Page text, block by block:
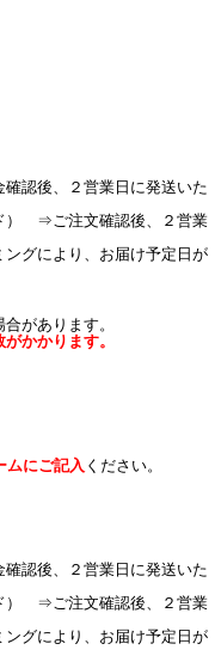
認後、２営業日に発送いた
） ⇒ご注文確認後、２営業
グにより、お届け予定日が
があります。
かかります。
ムにご記入 ください。
認後、２営業日に発送いた
） ⇒ご注文確認後、２営業
グにより、お届け予定日が